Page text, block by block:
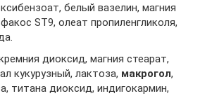
белый вазелин, магния
ST9, олеат пропиленгликоля,
диоксид, магния стеарат,
кукурузный, лактоза, макрогол,
титана диоксид, индигокармин,